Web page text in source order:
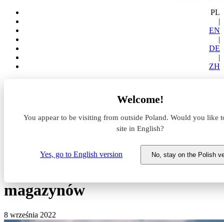
PL
|
EN
|
DE
|
ZH
Welcome!
You appear to be visiting from outside Poland. Would you like
site in English?
Yes, go to English version No, stay on the Polish
Hillwood z kolejnym projektem w Łodzi. Powstanie prawie
Hillwood z kolejnym
projektem w Łodzi. Powstanie
magazynów
8 września 2022